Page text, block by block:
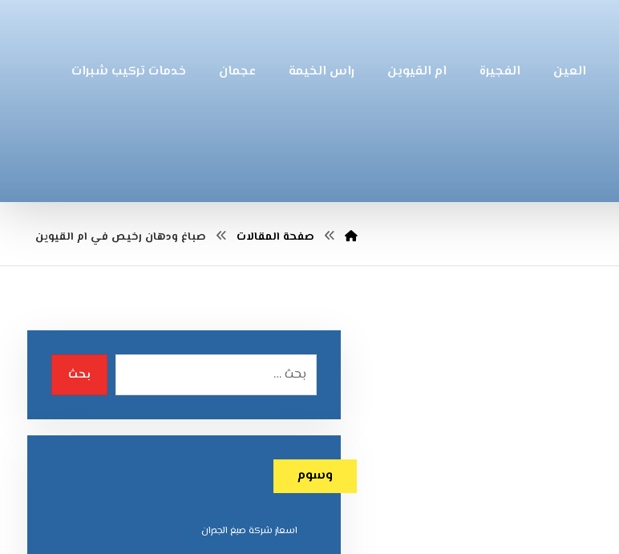
العين الفجيرة ام القيوين راس الخيمة عجمان خدمات تركيب شبرات
صفحة المقالات صباغ ودهان رخيص في ام القيوين
بحث
وسوم
اسعار شركة صبغ الجدران